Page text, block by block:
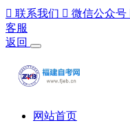
 联系我们  微信公众号
客服
返回
网站首页